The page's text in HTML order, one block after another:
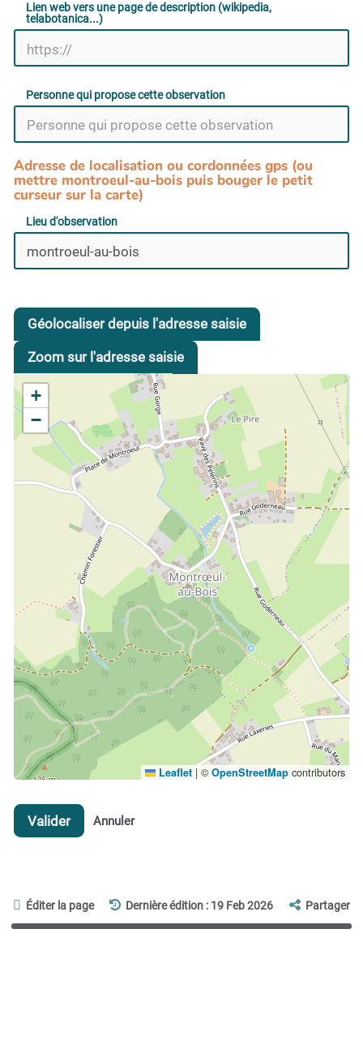
Lien web vers une page de description (wikipedia,
telabotanica...)
Personne qui propose cette observation
Adresse de localisation ou cordonnées gps (ou
mettre montroeul-au-bois puis bouger le petit
curseur sur la carte)
Lieu d'observation
Géolocaliser depuis l'adresse saisie
Zoom sur l'adresse saisie
+
−
Leaflet | © OpenStreetMap contributors
Valider Annuler
Éditer la page Dernière édition : 19 Feb 2026 Partager